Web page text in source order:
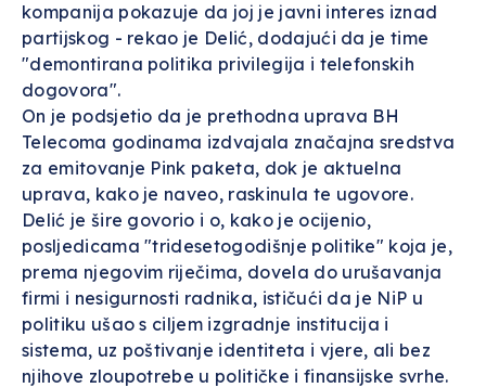
kompanija pokazuje da joj je javni interes iznad
partijskog - rekao je Delić, dodajući da je time
"demontirana politika privilegija i telefonskih
dogovora".
On je podsjetio da je prethodna uprava BH
Telecoma godinama izdvajala značajna sredstva
za emitovanje Pink paketa, dok je aktuelna
uprava, kako je naveo, raskinula te ugovore.
Delić je šire govorio i o, kako je ocijenio,
posljedicama "tridesetogodišnje politike" koja je,
prema njegovim riječima, dovela do urušavanja
firmi i nesigurnosti radnika, ističući da je NiP u
politiku ušao s ciljem izgradnje institucija i
sistema, uz poštivanje identiteta i vjere, ali bez
njihove zloupotrebe u političke i finansijske svrhe.